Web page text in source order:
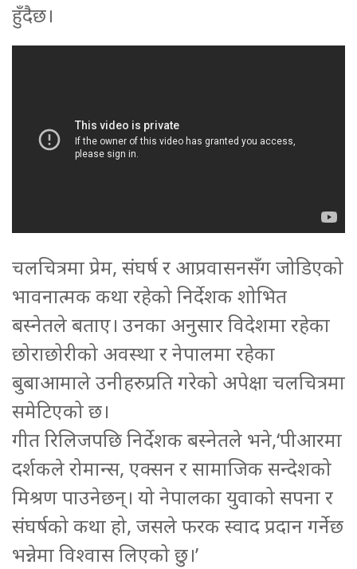
हुँदैछ।
चलचित्रमा प्रेम, संघर्ष र आप्रवासनसँग जोडिएको
भावनात्मक कथा रहेको निर्देशक शोभित
बस्नेतले बताए। उनका अनुसार विदेशमा रहेका
छोराछोरीको अवस्था र नेपालमा रहेका
बुबाआमाले उनीहरुप्रति गरेको अपेक्षा चलचित्रमा
समेटिएको छ।
गीत रिलिजपछि निर्देशक बस्नेतले भने,‘पीआरमा
दर्शकले रोमान्स, एक्सन र सामाजिक सन्देशको
मिश्रण पाउनेछन्। यो नेपालका युवाको सपना र
संघर्षको कथा हो, जसले फरक स्वाद प्रदान गर्नेछ
भन्नेमा विश्वास लिएको छु।’